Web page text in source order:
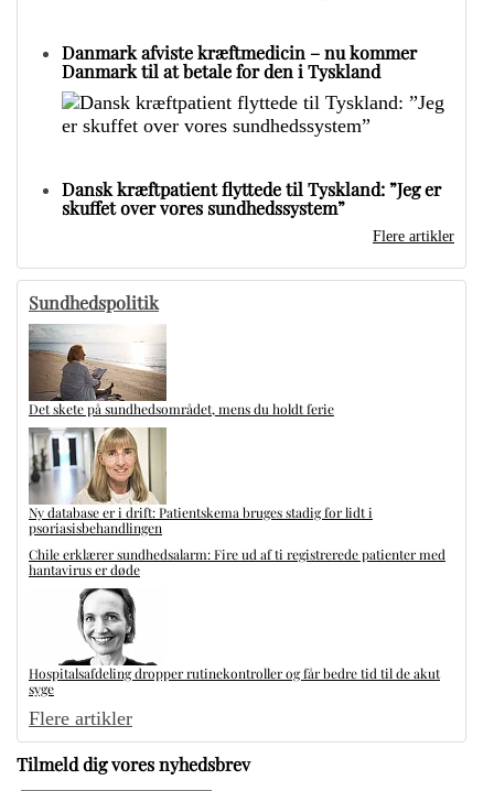
Danmark afviste kræftmedicin – nu kommer
Danmark til at betale for den i Tyskland
Dansk kræftpatient flyttede til Tyskland: ”Jeg er
skuffet over vores sundhedssystem”
Flere artikler
Sundhedspolitik
Det skete på sundhedsområdet, mens du holdt ferie
Ny database er i drift: Patientskema bruges stadig for lidt i
psoriasisbehandlingen
Chile erklærer sundhedsalarm: Fire ud af ti registrerede patienter med
hantavirus er døde
Hospitalsafdeling dropper rutinekontroller og får bedre tid til de akut
syge
Flere artikler
Tilmeld dig vores nyhedsbrev